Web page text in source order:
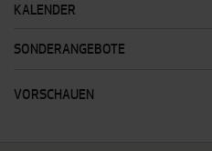
KALENDER
SONDERANGEBOTE
VORSCHAUEN